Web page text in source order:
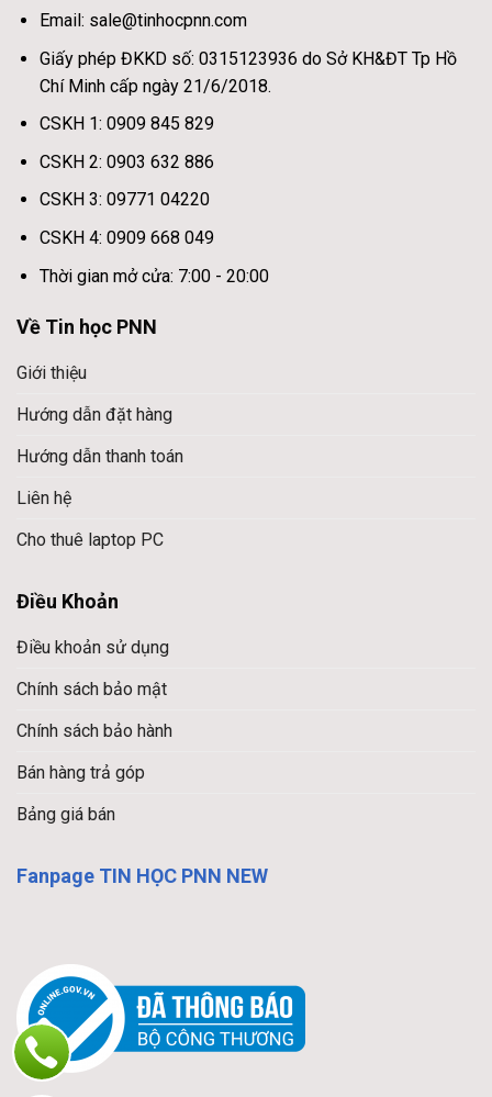
Email: sale@tinhocpnn.com
Giấy phép ĐKKD số: 0315123936 do Sở KH&ĐT Tp Hồ
Chí Minh cấp ngày 21/6/2018.
CSKH 1: 0909 845 829
CSKH 2: 0903 632 886
CSKH 3: 09771 04220
CSKH 4: 0909 668 049
Thời gian mở cửa: 7:00 - 20:00
Về Tin học PNN
Giới thiệu
Hướng dẫn đặt hàng
Hướng dẫn thanh toán
Liên hệ
Cho thuê laptop PC
Điều Khoản
Điều khoản sử dụng
Chính sách bảo mật
Chính sách bảo hành
Bán hàng trả góp
Bảng giá bán
Fanpage TIN HỌC PNN NEW